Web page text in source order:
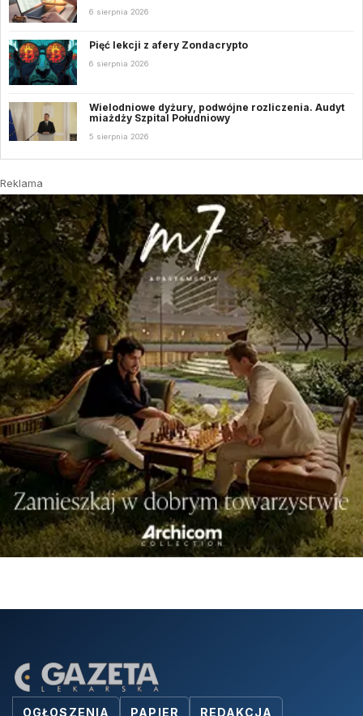
6 sierpnia 2026
Pięć lekcji z afery Zondacrypto
6 sierpnia 2026
Wielodniowe dyżury, podwójne rozliczenia. Audyt
miażdży Szpital Południowy
5 sierpnia 2026
Reklama
OGŁOSZENIA PAPIER REDAKCJA